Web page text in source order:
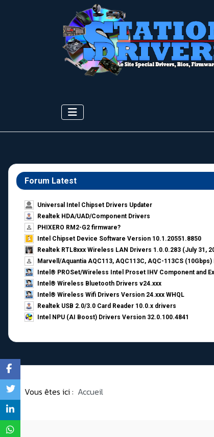
Forum Latest
Universal Intel Chipset Drivers Updater​
Realtek HDA/UAD/Component Drivers
PHIXERO RM2-G2 firmware?
Intel Chipset Device Software Version 10.1.20551.8850
Realtek RTL8xxx Wireless LAN Drivers 1.0.0.283 (July 31,
Marvell/Aquantia AQC113, AQC113C, AQC-113CS
Intel® PROSet/Wireless Intel Proset IHV Component and
Intel® Wireless Bluetooth Drivers v24.xxx
Intel® Wireless Wifi Drivers Version 24.xxx WHQL
Realtek USB 2.0/3.0 Card Reader 10.0.x drivers
Intel NPU (AI Boost) Drivers Version 32.0.100.4841
Vous êtes ici : Accueil